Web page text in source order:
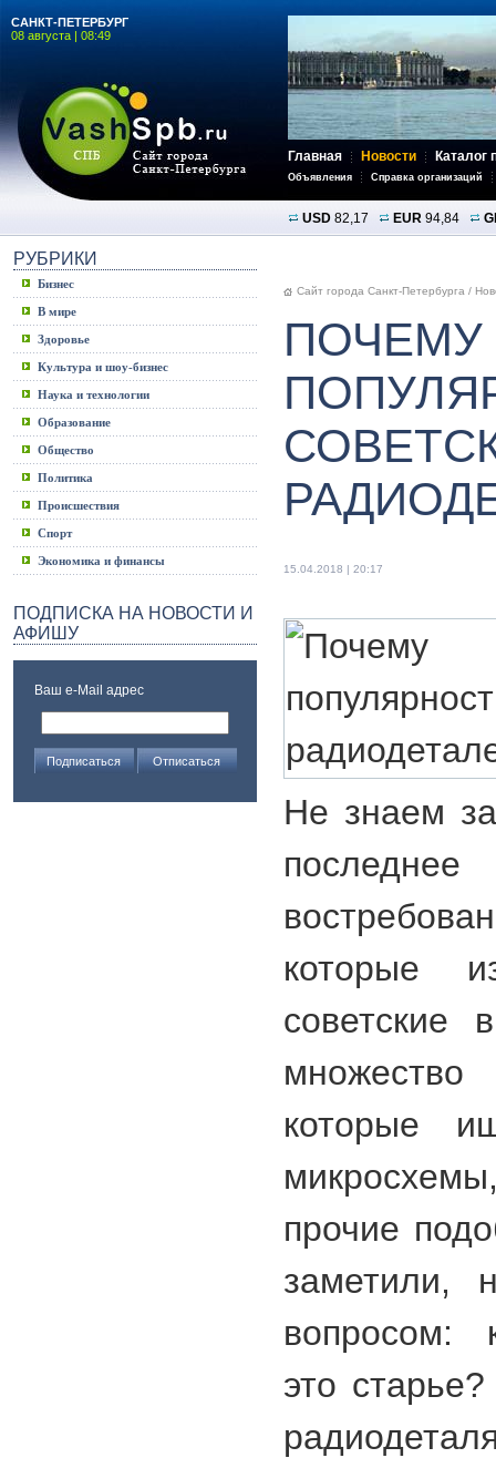
САНКТ-ПЕТЕРБУРГ
08 августа | 08:49
Главная Новости Каталог
Объявления Справка организаций
USD 82,17 EUR 94,84
РУБРИКИ
Бизнес
В мире
Здоровье
Культура и шоу-бизнес
Наука и технологии
Образование
Общество
Политика
Происшествия
Спорт
Экономика и финансы
ПОДПИСКА НА НОВОСТИ И
АФИШУ
Ваш e-Mail адрес
Сайт города Санкт-Петербурга /
ПОЧЕМУ
15.04.2018 | 20:17
Не знаем
которые
советские
множество
которые
прочие
заметили,
вопросом:
это